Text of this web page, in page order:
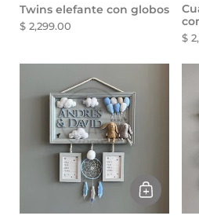
Twins elefante con globos
$ 2,299.00
$